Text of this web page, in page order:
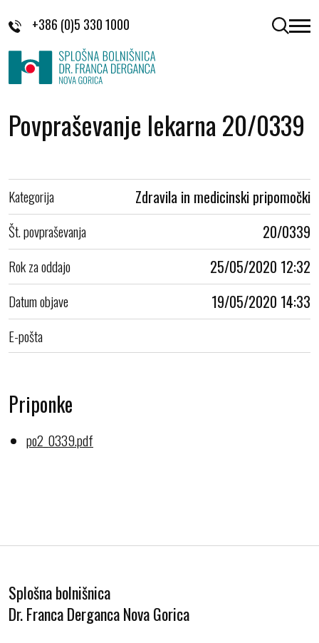
+386 (0)5 330 1000 odpri
Povpraševanje lekarna 20/0339
Kategorija Zdravila in medicinski pripomočki
Št. povpraševanja 20/0339
Rok za oddajo 25/05/2020 12:32
Datum objave 19/05/2020 14:33
E-pošta
Priponke
po2_0339.pdf
Splošna bolnišnica
Dr. Franca Derganca Nova Gorica